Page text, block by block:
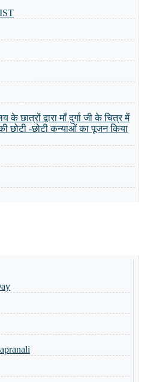
के छात्रों द्वारा माँ दुर्गा जी के चित्र में
की छोटी -छोटी कन्याओं का पूजन किया
तक आयोजित किया गया